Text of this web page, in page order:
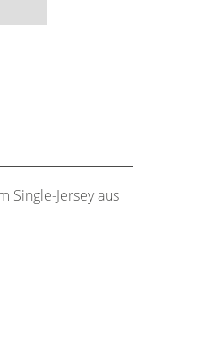
Single-Jersey aus